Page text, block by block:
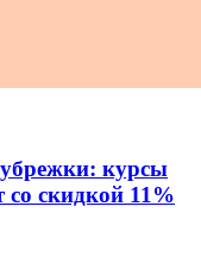
курсы
со скидкой 11%